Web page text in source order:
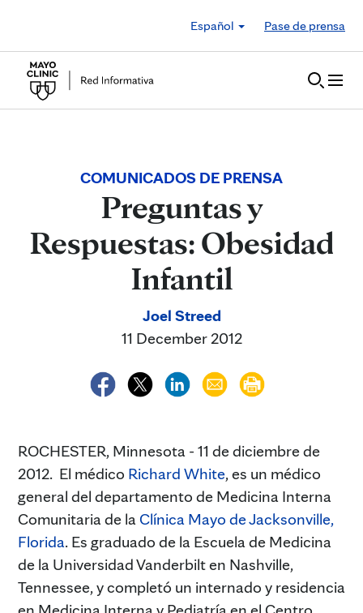
Español
Pase de prensa
COMUNICADOS DE PRENSA
Preguntas y
Respuestas: Obesidad
Infantil
Joel Streed
11 December 2012
ROCHESTER, Minnesota - 11 de diciembre de
2012. El médico Richard White, es un médico
general del departamento de Medicina Interna
Comunitaria de la Clínica Mayo de Jacksonville,
Florida. Es graduado de la Escuela de Medicina
de la Universidad Vanderbilt en Nashville,
Tennessee, y completó un internado y residencia